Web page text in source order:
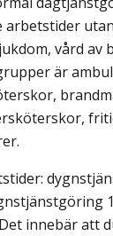
arbetstider
vård av
är
innebär att